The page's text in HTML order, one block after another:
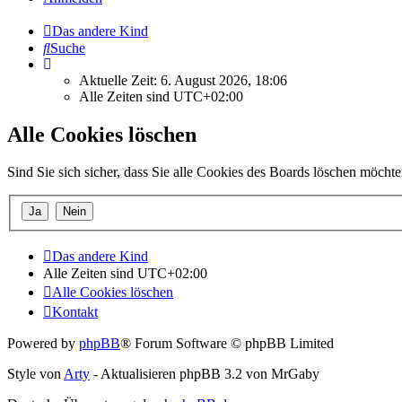
Das andere Kind
Suche
Aktuelle Zeit: 6. August 2026, 18:06
Alle Zeiten sind UTC+02:00
Alle Cookies löschen
Sind Sie sich sicher, dass Sie alle Cookies des Boards löschen
Das andere Kind
Alle Zeiten sind UTC+02:00
Alle Cookies löschen
Kontakt
Powered by phpBB® Forum Software © phpBB Limited
Style von Arty - Aktualisieren phpBB 3.2 von MrGaby